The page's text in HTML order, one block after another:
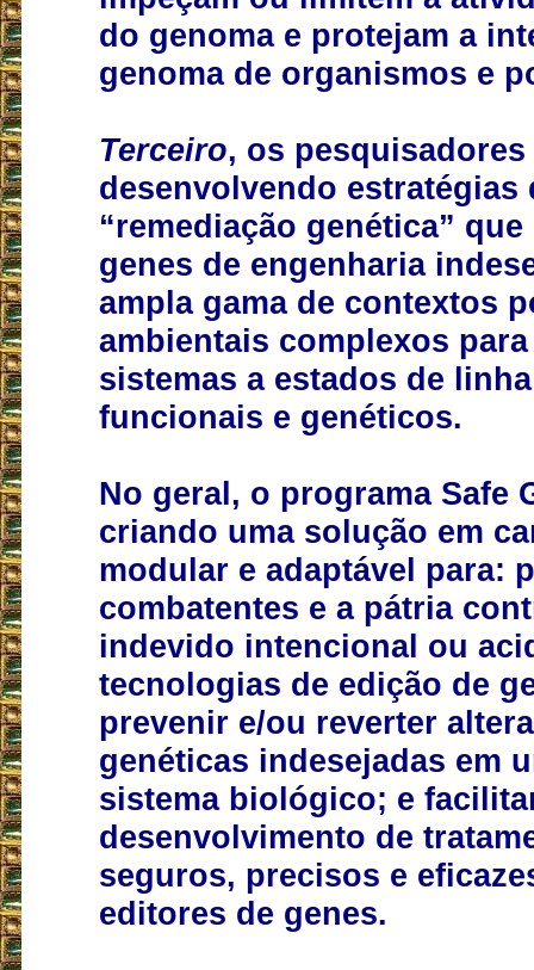
do genoma e protejam a
genoma de organismos e
Terceiro, os pesquisadores
desenvolvendo estratégias
“remediação genética”
genes de engenharia
ampla gama de contextos
ambientais complexos
sistemas a estados de
funcionais e genéticos.
No geral, o programa Safe
criando uma solução em
modular e adaptável para:
combatentes e a pátria
indevido intencional ou
tecnologias de edição de
prevenir e/ou reverter
genéticas indesejadas em
sistema biológico; e
desenvolvimento de
seguros, precisos e
editores de genes.